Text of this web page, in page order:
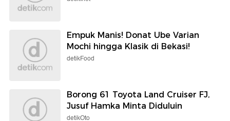
Empuk Manis! Donat Ube Varian
Mochi hingga Klasik di Bekasi!
detikFood
Borong 61 Toyota Land Cruiser FJ,
Jusuf Hamka Minta Diduluin
detikOto